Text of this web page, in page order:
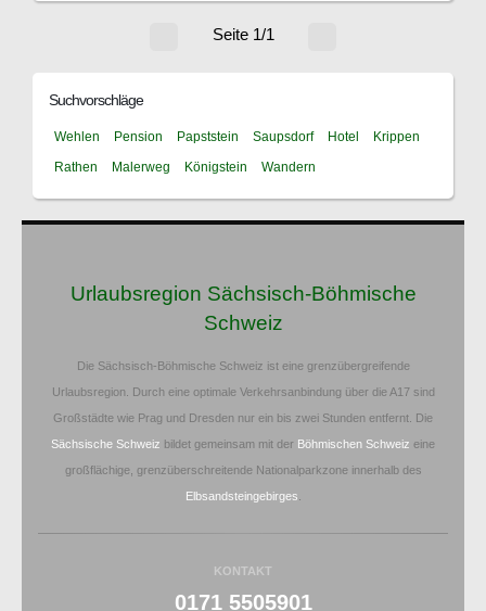
Seite 1/1
Suchvorschläge
Wehlen Pension Papststein Saupsdorf Hotel
Krippen
Rathen
Malerweg Königstein Wandern
Urlaubsregion Sächsisch-Böhmische
Schweiz
Die Sächsisch-Böhmische Schweiz ist eine grenzübergreifende
Urlaubsregion. Durch eine optimale Verkehrsanbindung über die A17 sind
Großstädte wie Prag und Dresden nur ein bis zwei Stunden entfernt. Die
Sächsische Schweiz bildet gemeinsam mit der Böhmischen Schweiz eine
großflächige, grenzüberschreitende Nationalparkzone innerhalb des
Elbsandsteingebirges
KONTAKT
0171 5505901